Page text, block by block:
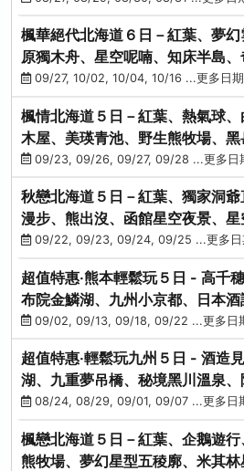
楓華絕代北海道６日－紅葉、夢
原獨木舟、星空呢喃、知床半島
纜車、旭山動物園
09/27, 10/02, 10/04, 10/16 ...更多日期
楓情北海道５日－紅葉、熱氣球
木屋、美瑛青池、野生熊牧場、
葉奇蹟谷、螃蟹吃到飽
09/23, 09/26, 09/27, 09/28 ...更多日
秋戀北海道５日－紅葉、獨家洞
漫步、熊出沒、函館星空夜景、
海膽、三大螃蟹放題
09/22, 09/23, 09/24, 09/25 ...更多日
超值特惠‧熊本輕鬆玩５日 - 高千
布院金鱗湖、九州小京都、日本
城、熊本AEON
09/02, 09/13, 09/18, 09/22 ...更多日
超值特惠‧輕鬆玩九州５日 - 酒造
湖、九重夢吊橋、秘境黑川溫泉
飽08/24, 08/29, 09/01, 09/07 ...更多日
楓戀北海道５日－紅葉、企鵝遊
熊牧場、夢幻星型五稜廓、米其